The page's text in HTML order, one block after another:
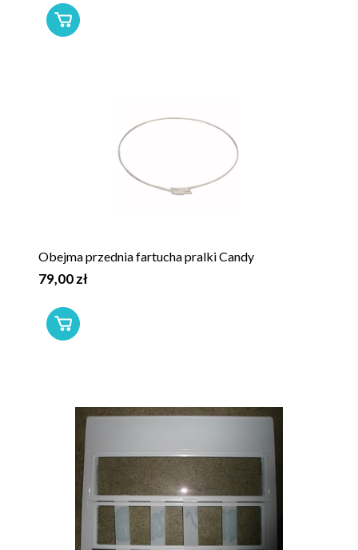
Obejma przednia fartucha pralki Candy
79,00 zł